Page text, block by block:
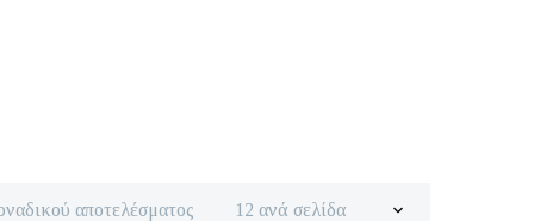
12 ανά σελίδα
αποτελέσματος